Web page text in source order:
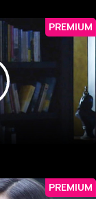
PREMIUM
PREMIUM